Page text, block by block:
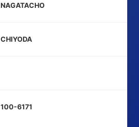
NAGATACHO
CHIYODA
100-6171